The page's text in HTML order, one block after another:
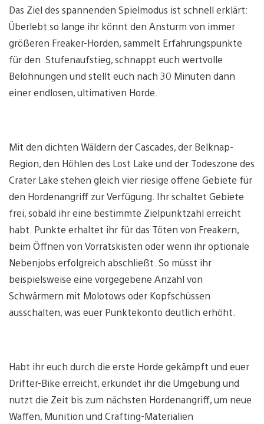
Das Ziel des spannenden Spielmodus ist schnell erklärt:
Überlebt so lange ihr könnt den Ansturm von immer
größeren Freaker-Horden, sammelt Erfahrungspunkte
für den Stufenaufstieg, schnappt euch wertvolle
Belohnungen und stellt euch nach 30 Minuten dann
einer endlosen, ultimativen Horde.
Mit den dichten Wäldern der Cascades, der Belknap-
Region, den Höhlen des Lost Lake und der Todeszone des
Crater Lake stehen gleich vier riesige offene Gebiete für
den Hordenangriff zur Verfügung. Ihr schaltet Gebiete
frei, sobald ihr eine bestimmte Zielpunktzahl erreicht
habt. Punkte erhaltet ihr für das Töten von Freakern,
beim Öffnen von Vorratskisten oder wenn ihr optionale
Nebenjobs erfolgreich abschließt. So müsst ihr
beispielsweise eine vorgegebene Anzahl von
Schwärmern mit Molotows oder Kopfschüssen
ausschalten, was euer Punktekonto deutlich erhöht.
Habt ihr euch durch die erste Horde gekämpft und euer
Drifter-Bike erreicht, erkundet ihr die Umgebung und
nutzt die Zeit bis zum nächsten Hordenangriff, um neue
Waffen, Munition und Crafting-Materialien